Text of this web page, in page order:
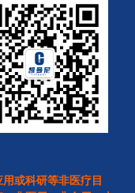
或科研等非医疗目